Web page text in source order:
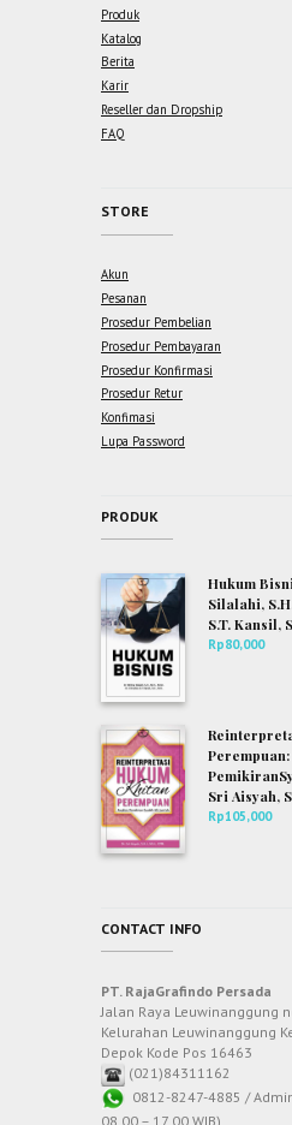
Produk
Katalog
Berita
Karir
Reseller dan Dropship
FAQ
STORE
Akun
Pesanan
Prosedur Pembelian
Prosedur Pembayaran
Prosedur Konfirmasi
Prosedur Retur
Konfimasi
Lupa Password
PRODUK
Hukum
Silalahi,
S.T. Kansil,
Rp80,000
Sri Aisyah,
Rp105,000
CONTACT INFO
PT. RajaGrafindo Persada
Jalan Raya Leuwinanggung
Kelurahan Leuwinanggung
Depok Kode Pos 16463
(021)84311162
0812-8247-4885 /
08.00 – 17.00 WIB)